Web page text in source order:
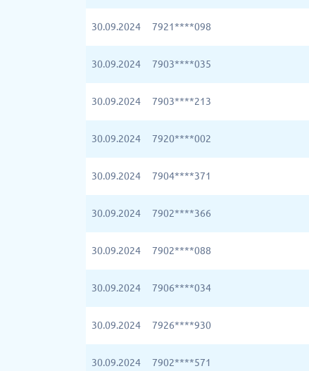
30.09.2024 7921****098
30.09.2024 7903****035
30.09.2024 7903****213
30.09.2024 7920****002
30.09.2024 7904****371
30.09.2024 7902****366
30.09.2024 7902****088
30.09.2024 7906****034
30.09.2024 7926****930
30.09.2024 7902****571